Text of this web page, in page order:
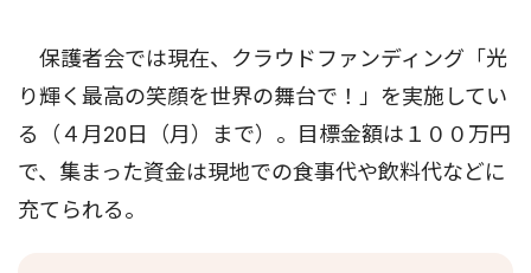
保護者会では現在、クラウドファンディング「光
り輝く最高の笑顔を世界の舞台で！」を実施してい
る（４月20日（月）まで）。目標金額は１００万円
で、集まった資金は現地での食事代や飲料代などに
充てられる。